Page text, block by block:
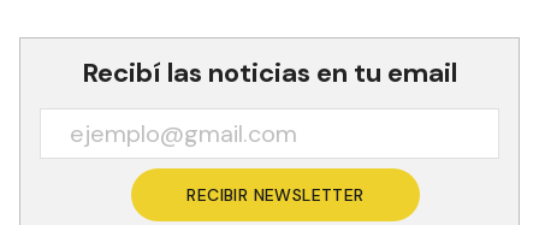
Recibí las noticias en tu email
RECIBIR NEWSLETTER